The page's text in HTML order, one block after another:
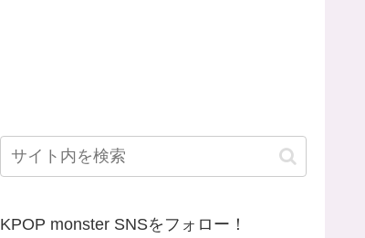
KPOP monster SNSをフォロー！